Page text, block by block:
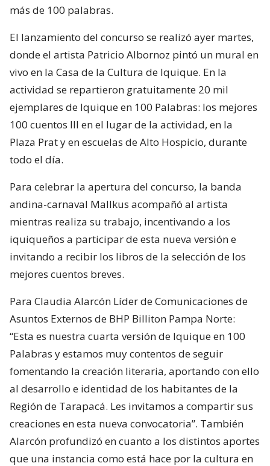
más de 100 palabras.
El lanzamiento del concurso se realizó ayer martes,
donde el artista Patricio Albornoz pintó un mural en
vivo en la Casa de la Cultura de Iquique. En la
actividad se repartieron gratuitamente 20 mil
ejemplares de Iquique en 100 Palabras: los mejores
100 cuentos III en el lugar de la actividad, en la
Plaza Prat y en escuelas de Alto Hospicio, durante
todo el día.
Para celebrar la apertura del concurso, la banda
andina-carnaval Mallkus acompañó al artista
mientras realiza su trabajo, incentivando a los
iquiqueños a participar de esta nueva versión e
invitando a recibir los libros de la selección de los
mejores cuentos breves.
Para Claudia Alarcón Líder de Comunicaciones de
Asuntos Externos de BHP Billiton Pampa Norte:
“Esta es nuestra cuarta versión de Iquique en 100
Palabras y estamos muy contentos de seguir
fomentando la creación literaria, aportando con ello
al desarrollo e identidad de los habitantes de la
Región de Tarapacá. Les invitamos a compartir sus
creaciones en esta nueva convocatoria”. También
Alarcón profundizó en cuanto a los distintos aportes
que una instancia como está hace por la cultura en